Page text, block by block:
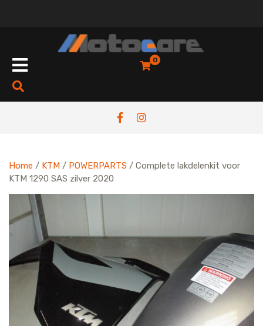
Open
0
Home / KTM / POWERPARTS / Complete lakdelenkit voor
KTM 1290 SAS zilver 2020